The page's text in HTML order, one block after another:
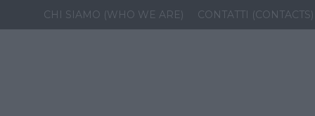
CHI SIAMO (WHO WE ARE) CONTATTI (CONTACTS)